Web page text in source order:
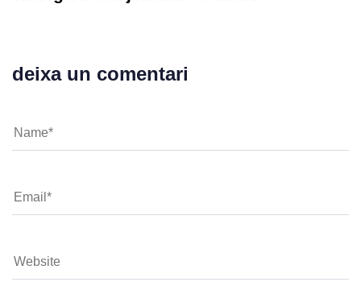
deixa un comentari